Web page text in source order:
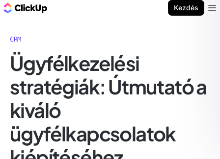
Kezdés
CRM
Ügyfélkezelési
stratégiák: Útmutató a
kiváló
ügyfélkapcsolatok